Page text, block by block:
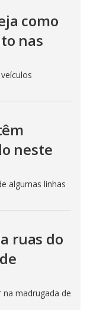
como
nas
neste
algumas linhas
ruas do
madrugada de